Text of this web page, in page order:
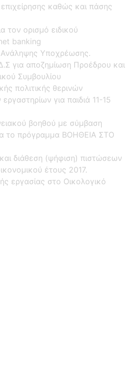
καθώς και πάσης
τον ορισμό ειδικού
banking
Ανάληψης Υποχρέωσης.
για αποζημίωση Προέδρου και
Συμβουλίου
πολιτικής θερινών
για παιδιά 11-15
βοηθού με σύμβαση
το πρόγραμμα ΒΟΗΘΕΙΑ ΣΤΟ
διάθεση (ψήφιση) πιστώσεων
έτους 2017.
εργασίας στο Οικολογικό